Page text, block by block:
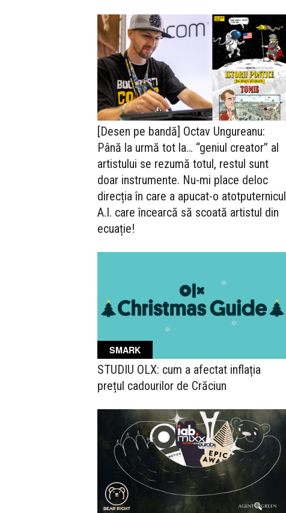
[Desen pe bandă] Octav Ungureanu:
Până la urmă tot la… “geniul creator” al
artistului se rezumă totul, restul sunt
doar instrumente. Nu-mi place deloc
direcția în care a apucat-o atotputernicul
A.I. care încearcă să scoată artistul din
ecuație!
SMARK
STUDIU OLX: cum a afectat inflația
prețul cadourilor de Crăciun